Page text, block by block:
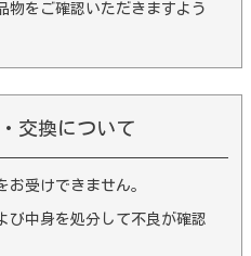
物をご確認いただきますよう
交換について
お受けできません。
び中身を処分して不良が確認